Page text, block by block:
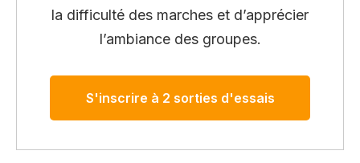
la difficulté des marches et d’apprécier
l’ambiance des groupes.
S'inscrire à 2 sorties d'essais